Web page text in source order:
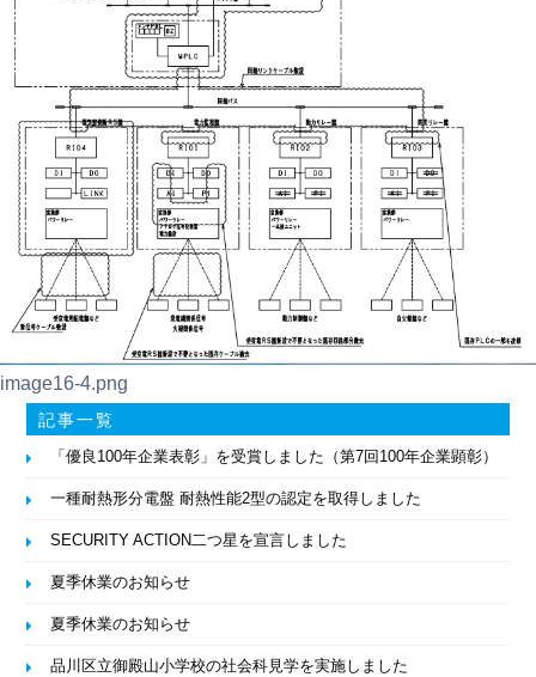
image16-4.png
記事一覧
「優良100年企業表彰」を受賞しました（第7回100年企業顕彰）
一種耐熱形分電盤 耐熱性能2型の認定を取得しました
SECURITY ACTION二つ星を宣言しました
夏季休業のお知らせ
夏季休業のお知らせ
品川区立御殿山小学校の社会科見学を実施しました